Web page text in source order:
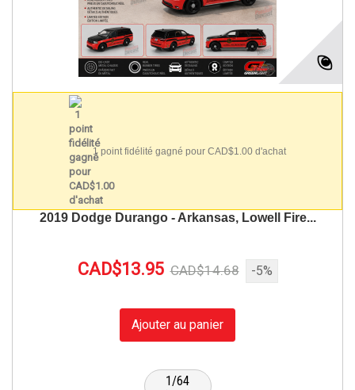
1 point fidélité gagné pour CAD$1.00 d'achat
2019 Dodge Durango - Arkansas, Lowell Fire...
CAD$13.95 CAD$14.68 -5%
Ajouter au panier
1/64